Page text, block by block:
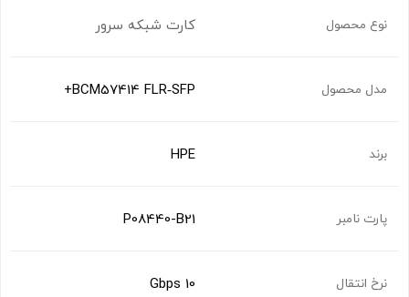
نوع محصول کارت شبکه سرور
مدل محصول BCM57414 FLR‑SFP+
برند HPE
پارت نامبر P08440-B21
نرخ انتقال 10 Gbps